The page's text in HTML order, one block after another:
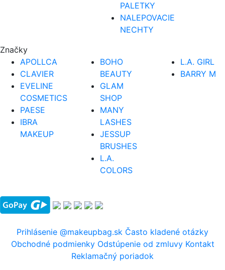
PALETKY
NALEPOVACIE
NECHTY
Značky
APOLLCA
CLAVIER
EVELINE
COSMETICS
PAESE
IBRA
MAKEUP
BOHO
BEAUTY
GLAM
SHOP
MANY
LASHES
JESSUP
BRUSHES
L.A.
COLORS
L.A. GIRL
BARRY M
Prihlásenie @makeupbag.sk Často kladené otázky
Obchodné podmienky Odstúpenie od zmluvy Kontakt
Reklamačný poriadok